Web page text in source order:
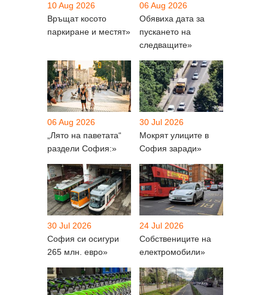
10 Aug 2026
Връщат косото
паркиране и местят»
06 Aug 2026
Обявиха дата за
пускането на
следващите»
06 Aug 2026
„Лято на паветата“
раздели София:»
30 Jul 2026
Мокрят улиците в
София заради»
30 Jul 2026
София си осигури
265 млн. евро»
24 Jul 2026
Собствениците на
електромобили»